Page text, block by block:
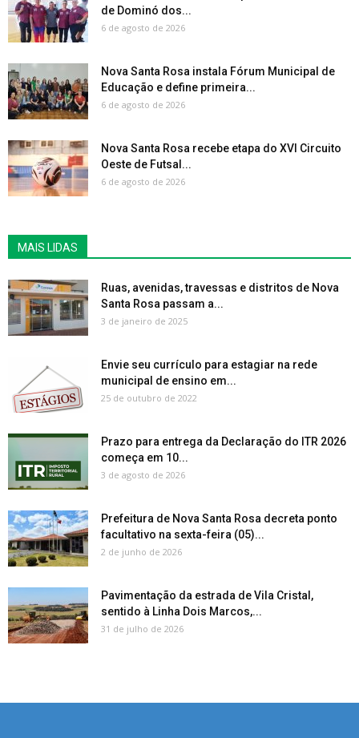
de Dominó dos...
6 de agosto de 2026
Nova Santa Rosa instala Fórum Municipal de
Educação e define primeira...
6 de agosto de 2026
Nova Santa Rosa recebe etapa do XVI Circuito
Oeste de Futsal...
6 de agosto de 2026
MAIS LIDAS
Ruas, avenidas, travessas e distritos de Nova
Santa Rosa passam a...
3 de janeiro de 2025
Envie seu currículo para estagiar na rede
municipal de ensino em...
25 de outubro de 2022
Prazo para entrega da Declaração do ITR 2026
começa em 10...
3 de agosto de 2026
Prefeitura de Nova Santa Rosa decreta ponto
facultativo na sexta-feira (05)...
2 de junho de 2026
Pavimentação da estrada de Vila Cristal,
sentido à Linha Dois Marcos,...
31 de julho de 2026